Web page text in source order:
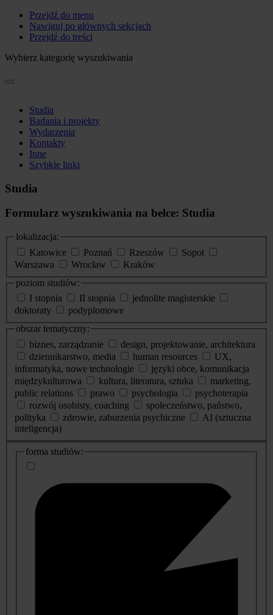
Przejdź do menu
Nawiguj po głównych sekcjach
Przejdź do treści
Wybierz kategorię wyszukiwania
Studia
Badania i projekty
Wydarzenia
Kontakty
Inne
Szybkie linki
Studia
Formularz wyszukiwania na belce: Studia
lokalizacja:
Katowice
Poznań Rzeszów
Sopot
Warszawa
Wrocław
Kraków
poziom studiów:
I stopnia
II stopnia
jednolite magisterskie
doktoraty
podyplomowe
obszar tematyczny:
biznes, zarządzanie
design, projektowanie, architektura
dziennikarstwo, media
human resources
UX,
informatyka, nowe technologie
języki obce, komunikacja
międzykulturowa
kultura, literatura, sztuka
marketing,
public relations
prawo psychologia
psychoterapia
rozwój osobisty, coaching
społeczeństwo, państwo,
polityka
zdrowie, zaburzenia psychiczne
AI (sztuczna
inteligencja)
dodatkowe
informacje
forma studiów: